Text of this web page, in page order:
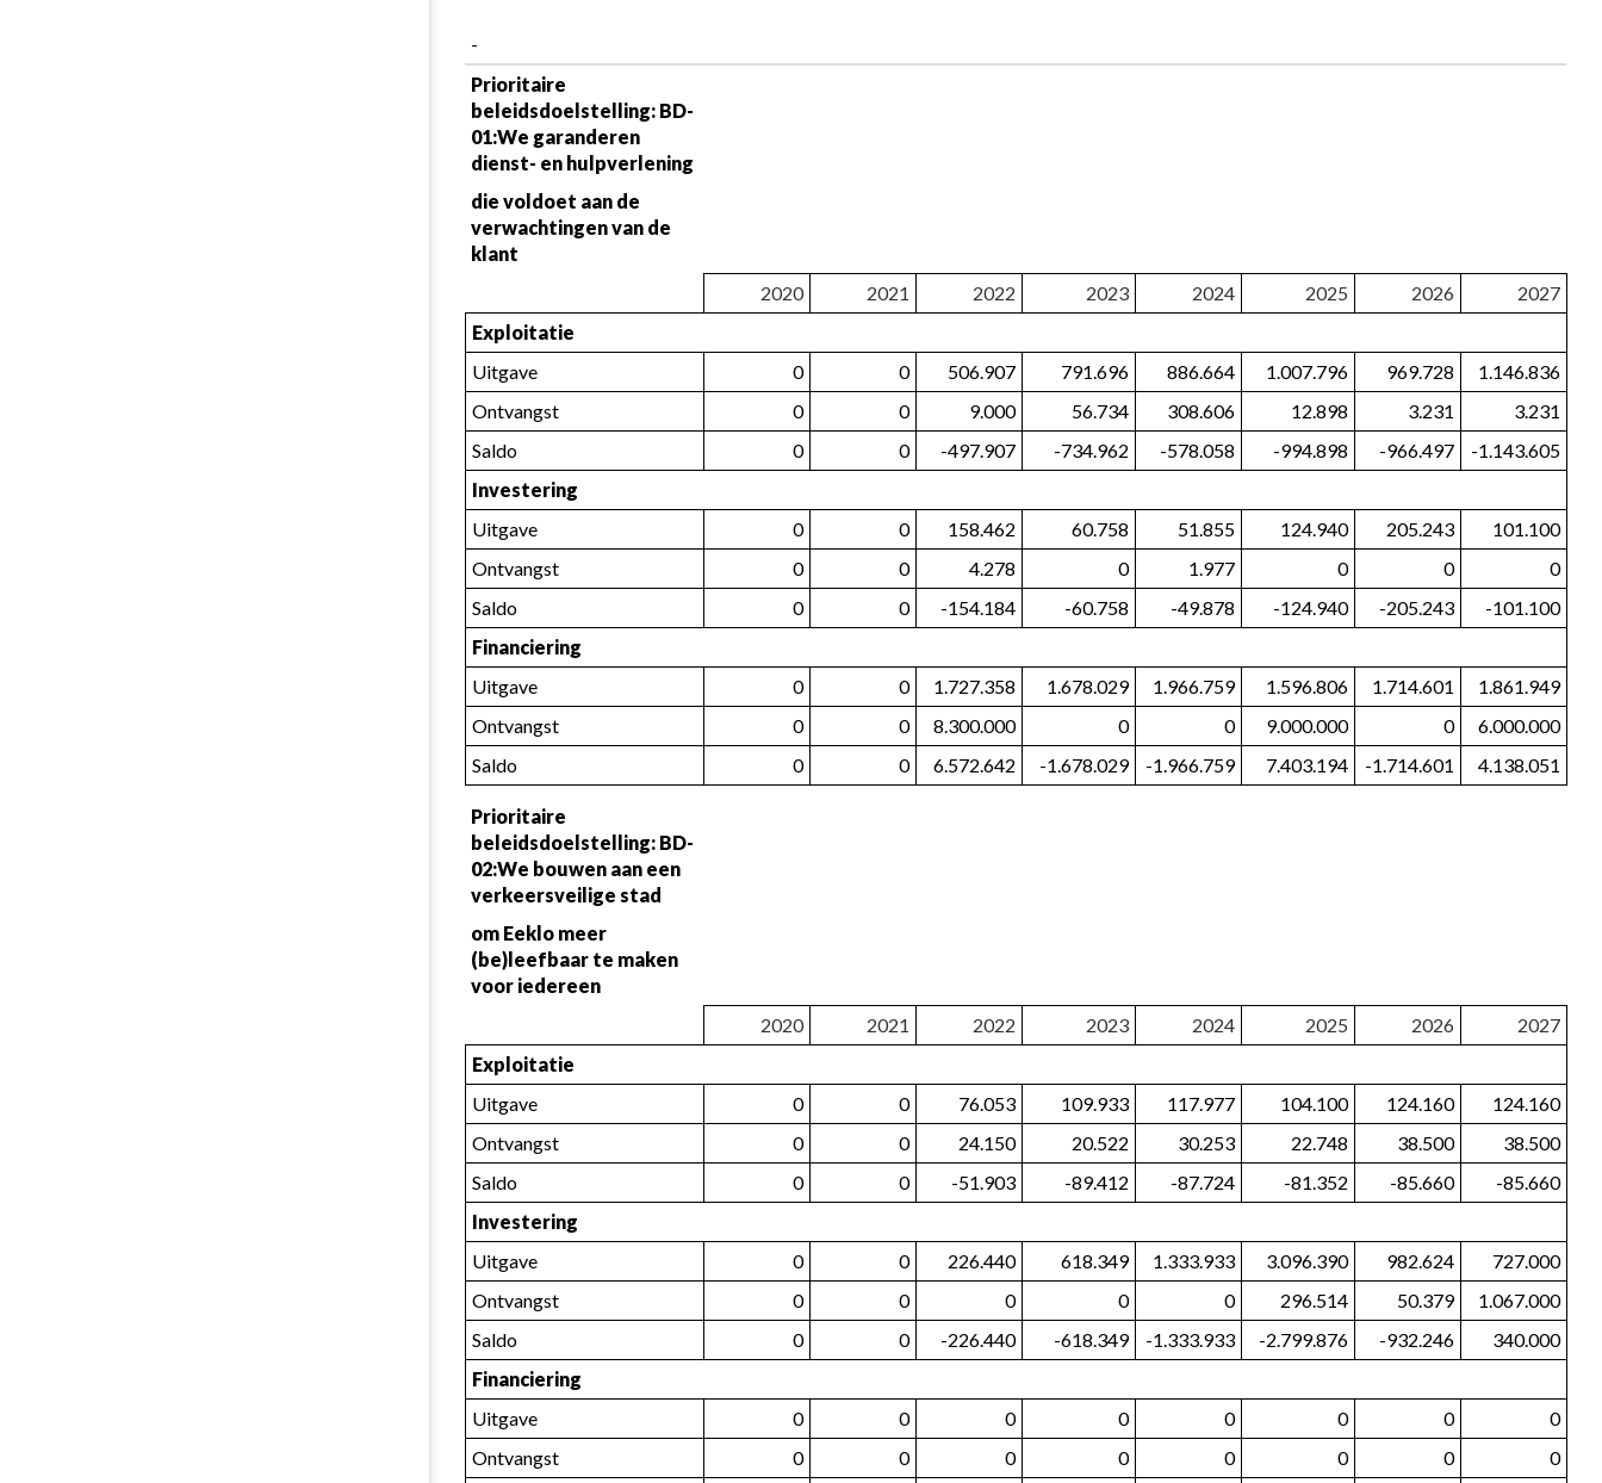
doelstellingenplan
Schema
toegelicht
-
Prioritaire
beleidsdoelstelling: BD-
01:We garanderen
dienst- en hulpverlening
die voldoet aan de
verwachtingen van de
klant
2020
2021 2022 2023 2024 2025 2026
2027
Exploitatie
Uitgave
0 0 506.907 791.696 886.664 1.007.796 969.728
1.146.836
Ontvangst
0 0 9.000 56.734 308.606 12.898 3.231
3.231
Saldo
0 0 -497.907 -734.962 -578.058 -994.898 -966.497
-1.143.605
Investering
Uitgave
0 0 158.462 60.758 51.855 124.940 205.243
101.100
Ontvangst
0 0 4.278 0 1.977 0 0
0
Saldo
0 0 -154.184 -60.758 -49.878 -124.940 -205.243
-101.100
Financiering
Uitgave
0 0 1.727.358 1.678.029 1.966.759 1.596.806 1.714.601
1.861.949
Ontvangst
0 0 8.300.000 0 0 9.000.000 0
6.000.000
Saldo
0 0 6.572.642 -1.678.029 -1.966.759 7.403.194 -1.714.601 4.138.051
Prioritaire
beleidsdoelstelling: BD-
02:We bouwen aan een
verkeersveilige stad
om Eeklo meer
(be)leefbaar te maken
voor iedereen
2020
2021 2022 2023 2024 2025 2026
2027
Exploitatie
Uitgave
0 0 76.053 109.933 117.977 104.100 124.160
124.160
Ontvangst
0 0 24.150 20.522 30.253 22.748 38.500
38.500
Saldo
0 0 -51.903 -89.412 -87.724 -81.352 -85.660
-85.660
Investering
Uitgave
0 0 226.440 618.349 1.333.933 3.096.390 982.624
727.000
Ontvangst
0 0 0 0 0 296.514 50.379
1.067.000
Saldo
0 0 -226.440 -618.349 -1.333.933 -2.799.876 -932.246
340.000
Financiering
Uitgave
0 0 0 0 0 0 0
0
Ontvangst
0 0 0 0 0 0 0
0